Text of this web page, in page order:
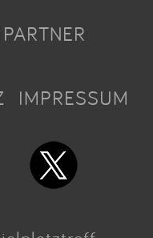
PARTNER
IMPRESSUM